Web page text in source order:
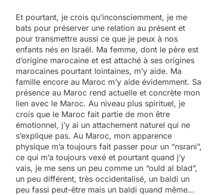
Et pourtant, je crois qu’inconsciemment, je me
bats pour préserver une relation au présent et
pour transmettre aussi ce que je peux à nos
enfants nés en Israël. Ma femme, dont le père est
d’origine marocaine et est attaché à ses origines
marocaines pourtant lointaines, m’y aide. Ma
famille encore au Maroc m’y aide évidemment. Sa
présence au Maroc rend actuelle et concrète mon
lien avec le Maroc. Au niveau plus spirituel, je
crois que le Maroc fait partie de mon être
émotionnel, j’y ai un attachement naturel qui ne
s’explique pas. Au Maroc, mon apparence
physique m’a toujours fait passer pour un “nsrani”,
ce qui m’a toujours vexé et pourtant quand j’y
vais, je me sens un peu comme un “ould al blad”,
un peu différent, très occidentalisé, un baldi un
peu fassi peut-être mais un baldi quand même…